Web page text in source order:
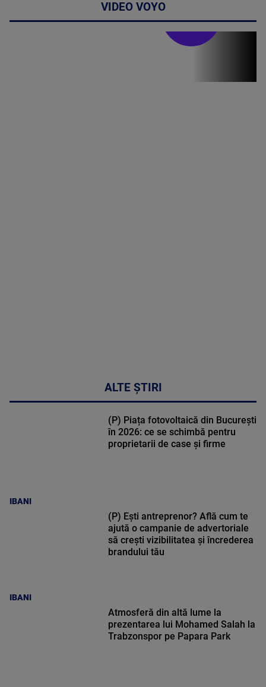
VIDEO VOYO
ALTE ȘTIRI
IBANI
(P) Piața fotovoltaică din București
în 2026: ce se schimbă pentru
proprietarii de case și firme
IBANI
(P) Ești antreprenor? Află cum te
ajută o campanie de advertoriale
să crești vizibilitatea și încrederea
brandului tău
Atmosferă din altă lume la
prezentarea lui Mohamed Salah la
Trabzonspor pe Papara Park